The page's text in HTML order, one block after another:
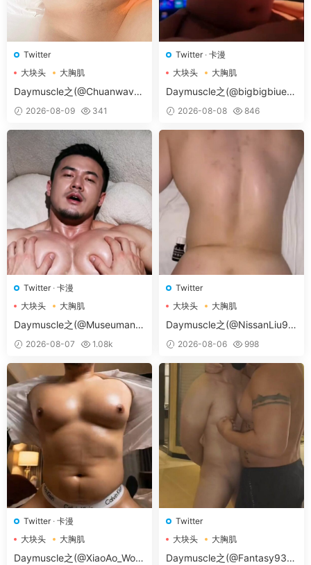
Twitter
大块头
大胸肌
大胸肌肉男
Daymuscle之(@Chuanwave-
@Chuan）
2026-08-09 341
Twitter· 卡漫
大块头
大胸肌
大胸肌肉男
Daymuscle之(@bigbigbiue-
@BBb）
2026-08-08 846
Twitter· 卡漫
大块头
大胸肌
大胸肌肉男
Daymuscle之(@Museumans-
@Museuman）
2026-08-07 1.08k
Twitter
大块头
大胸肌
大胸肌肉男
Daymuscle之(@NissanLiu98
-@Nissan98）
2026-08-06 998
Twitter· 卡漫
大块头
大胸肌
大胸肌肉男
Daymuscle之(@XiaoAo_Worl
Twitter
大块头
大胸肌
大胸肌肉男
Daymuscle之(@Fantasy938